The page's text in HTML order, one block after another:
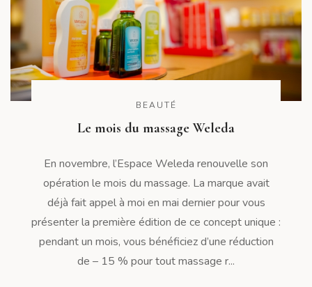
BEAUTÉ
Le mois du massage Weleda
En novembre, l’Espace Weleda renouvelle son
opération le mois du massage. La marque avait
déjà fait appel à moi en mai dernier pour vous
présenter la première édition de ce concept unique :
pendant un mois, vous bénéficiez d’une réduction
de – 15 % pour tout massage r...